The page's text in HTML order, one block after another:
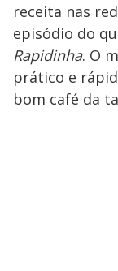
receita nas
episódio do
Rapidinha. O
prático e
bom café da